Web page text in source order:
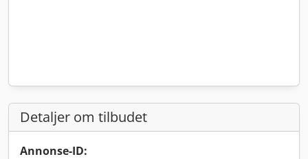
Detaljer om tilbudet
Annonse-ID: